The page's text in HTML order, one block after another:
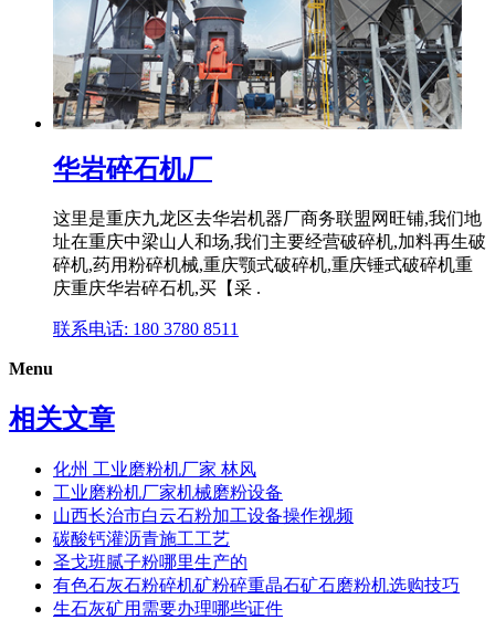
华岩碎石机厂
这里是重庆九龙区去华岩机器厂商务联盟网旺铺,我们地
址在重庆中梁山人和场,我们主要经营破碎机,加料再生破
碎机,药用粉碎机械,重庆颚式破碎机,重庆锤式破碎机重
庆重庆华岩碎石机,买【采 .
联系电话: 180 3780 8511
Menu
相关文章
化州 工业磨粉机厂家 林风
工业磨粉机厂家机械磨粉设备
山西长治市白云石粉加工设备操作视频
碳酸钙灌沥青施工工艺
圣戈班腻子粉哪里生产的
有色石灰石粉碎机矿粉碎重晶石矿石磨粉机选购技巧
生石灰矿用需要办理哪些证件